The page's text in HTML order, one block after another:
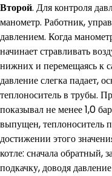
Второй. Для контроля
манометр. Работник,
давлением. Когда
начинает стравливать
нижних и перемещаясь к
давление слегка падает,
теплоноситель в трубы.
показывал не менее 1,0
выпущен, теплоноситель
достижении этого
котле: сначала обратный,
подкачку, доводя